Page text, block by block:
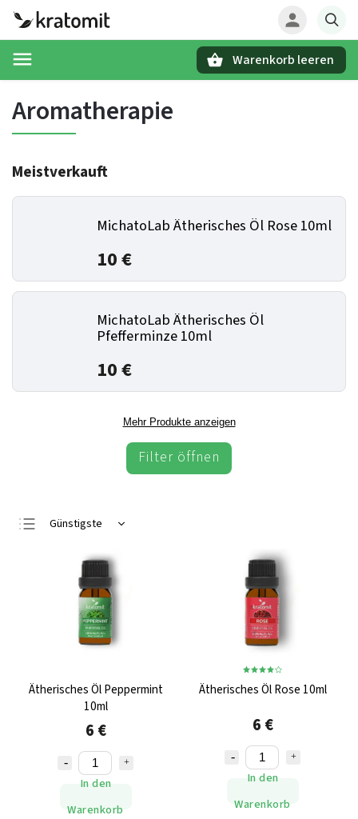
Warenkorb leeren
Aromatherapie
Meistverkauft
MichatoLab Ätherisches Öl Rose 10ml
10 €
MichatoLab Ätherisches Öl
Pfefferminze 10ml
10 €
Mehr Produkte anzeigen
Filter öffnen
Günstigste
Meistverkauft
Alphabetisch
Ätherisches Öl Peppermint
10ml
6 €
In den
Warenkorb
Ätherisches Öl Rose 10ml
6 €
In den
Warenkorb